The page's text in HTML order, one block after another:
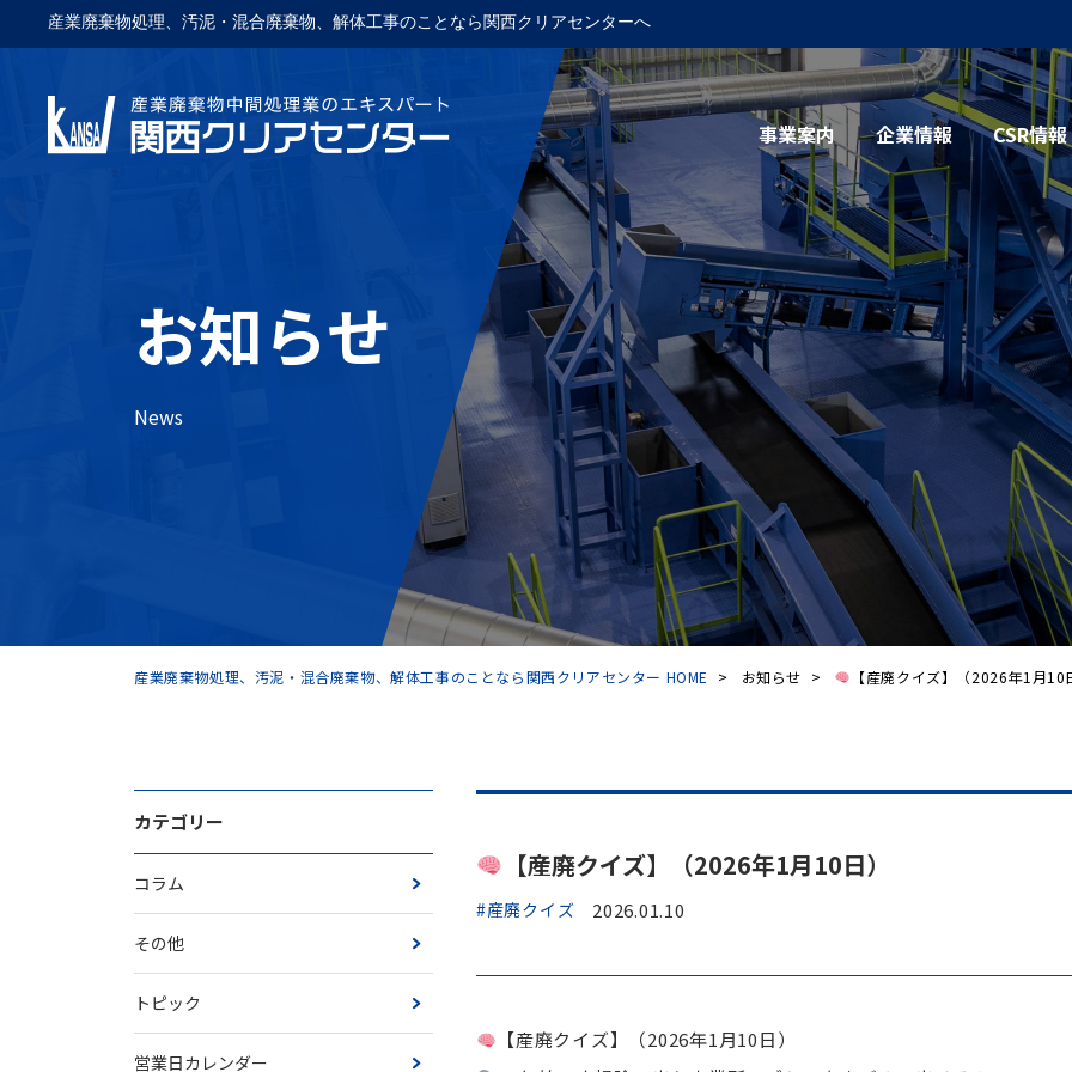
産業廃棄物処理、汚泥・混合廃棄物、解体工事のことなら関西クリアセンターへ
事業案内 企業情報 CSR情報
お知らせ
News
産業廃棄物処理、汚泥・混合廃棄物、解体工事のことなら関西クリアセンター HOME > お知らせ > 【産廃クイズ】（2026年1月10
カテゴリー
コラム
その他
トピック
営業日カレンダー
【産廃クイズ】（2026年1月10日）
#産廃クイズ 2026.01.10
【産廃クイズ】（2026年1月10日）